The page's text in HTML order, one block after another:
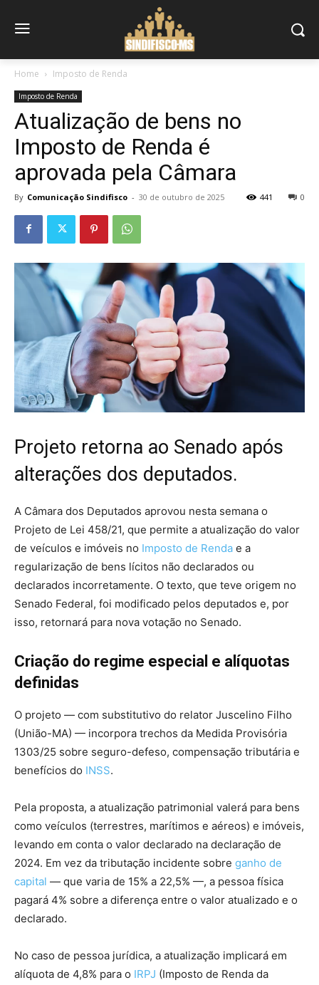
Home Imposto de Renda
Imposto de Renda
Atualização de bens no
Imposto de Renda é
aprovada pela Câmara
By Comunicação Sindifisco - 30 de outubro de 2025 0
441
Projeto retorna ao Senado após
alterações dos deputados.
A Câmara dos Deputados aprovou nesta semana o
Projeto de Lei 458/21, que permite a atualização do valor
de veículos e imóveis no Imposto de Renda e a
regularização de bens lícitos não declarados ou
declarados incorretamente. O texto, que teve origem no
Senado Federal, foi modificado pelos deputados e, por
isso, retornará para nova votação no Senado.
Criação do regime especial e alíquotas
definidas
O projeto — com substitutivo do relator Juscelino Filho
(União-MA) — incorpora trechos da Medida Provisória
1303/25 sobre seguro-defeso, compensação tributária e
benefícios do INSS.
Pela proposta, a atualização patrimonial valerá para bens
como veículos (terrestres, marítimos e aéreos) e imóveis,
levando em conta o valor declarado na declaração de
2024. Em vez da tributação incidente sobre ganho de
capital — que varia de 15% a 22,5% —, a pessoa física
pagará 4% sobre a diferença entre o valor atualizado e o
declarado.
No caso de pessoa jurídica, a atualização implicará em
alíquota de 4,8% para o IRPJ (Imposto de Renda da